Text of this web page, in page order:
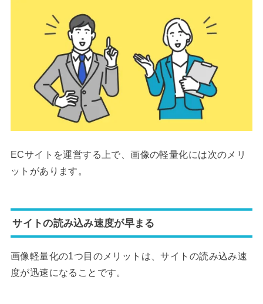
ECサイトを運営する上で、画像の軽量化には次のメリ
ットがあります。
サイトの読み込み速度が早まる
画像軽量化の1つ目のメリットは、サイトの読み込み速
度が迅速になることです。